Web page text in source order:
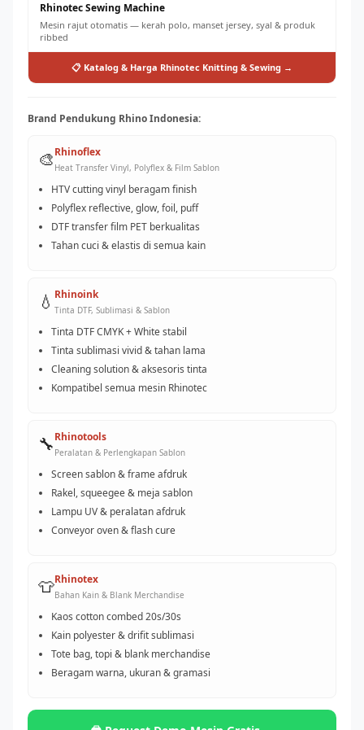
Rhinotec Sewing Machine
Mesin rajut otomatis — kerah polo, manset jersey, syal & produk
ribbed
📋 Katalog & Harga Rhinotec Knitting & Sewing →
Brand Pendukung Rhino Indonesia:
🎨Rhinoflex
Heat Transfer Vinyl, Polyflex & Film Sablon
HTV cutting vinyl beragam finish
Polyflex reflective, glow, foil, puff
DTF transfer film PET berkualitas
Tahan cuci & elastis di semua kain
💧 Rhinoink
Tinta DTF, Sublimasi & Sablon
Tinta DTF CMYK + White stabil
Tinta sublimasi vivid & tahan lama
Cleaning solution & aksesoris tinta
Kompatibel semua mesin Rhinotec
🔧Rhinotools
Peralatan & Perlengkapan Sablon
Screen sablon & frame afdruk
Rakel, squeegee & meja sablon
Lampu UV & peralatan afdruk
Conveyor oven & flash cure
👕Rhinotex
Bahan Kain & Blank Merchandise
Kaos cotton combed 20s/30s
Kain polyester & drifit sublimasi
Tote bag, topi & blank merchandise
Beragam warna, ukuran & gramasi